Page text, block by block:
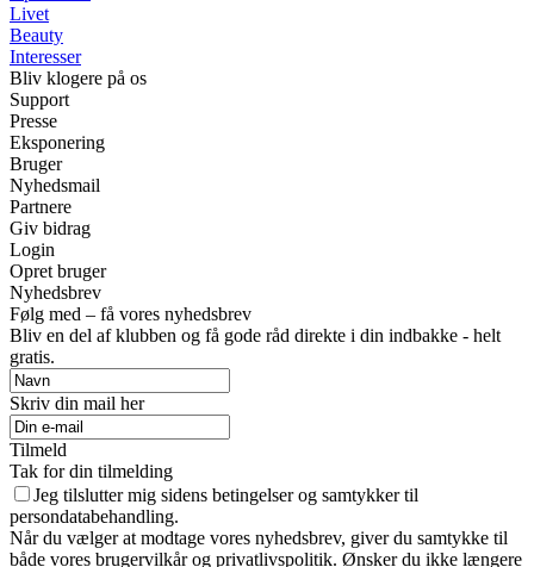
Livet
Beauty
Interesser
Bliv klogere på os
Support
Presse
Eksponering
Bruger
Nyhedsmail
Partnere
Giv bidrag
Login
Opret bruger
Nyhedsbrev
Følg med – få vores nyhedsbrev
Bliv en del af klubben og få gode råd direkte i din indbakke - helt
gratis.
Skriv din mail her
Tilmeld
Tak for din tilmelding
Jeg tilslutter mig sidens betingelser og samtykker til
persondatabehandling.
Når du vælger at modtage vores nyhedsbrev, giver du samtykke til
både vores brugervilkår og privatlivspolitik. Ønsker du ikke længere